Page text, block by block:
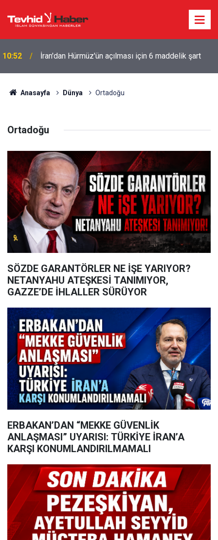
10:52 İran'dan Hürmüz'ün açılması için 6 maddelik şart
Anasayfa Dünya Ortadoğu
Ortadoğu
SÖZDE GARANTÖRLER NE İŞE YARIYOR?
NETANYAHU ATEŞKESİ TANIMIYOR,
GAZZE’DE İHLALLER SÜRÜYOR
ERBAKAN’DAN “MEKKE GÜVENLİK
ANLAŞMASI” UYARISI: TÜRKİYE İRAN’A
KARŞI KONUMLANDIRILMAMALI